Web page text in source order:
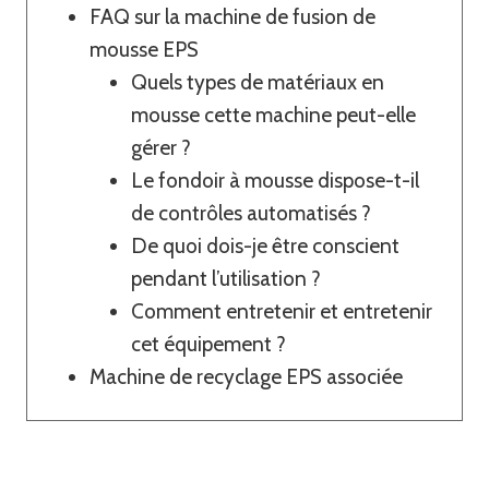
FAQ sur la machine de fusion de
mousse EPS
Quels types de matériaux en
mousse cette machine peut-elle
gérer ?
Le fondoir à mousse dispose-t-il
de contrôles automatisés ?
De quoi dois-je être conscient
pendant l’utilisation ?
Comment entretenir et entretenir
cet équipement ?
Machine de recyclage EPS associée